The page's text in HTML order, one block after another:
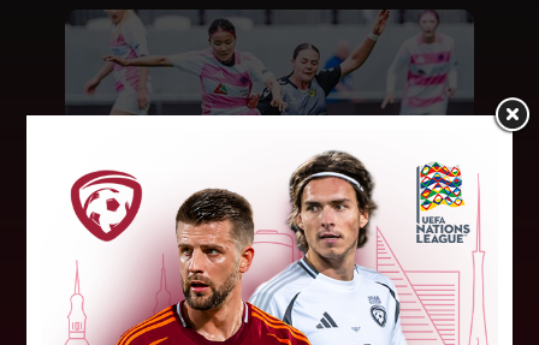
"Riga FC Women" beidz
vēsturisko eirokausu sezonu
Latvijas klubs "Riga FC Women" sestdien UEFA